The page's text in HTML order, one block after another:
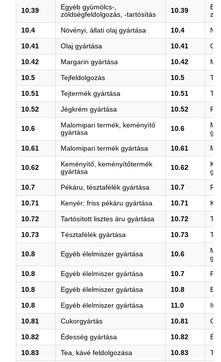
10.39
Egyéb gyümölcs-,
zöldségfeldolgozás, -tartósítás
10.39
10.4 Növényi, állati olaj gyártása 10.4
10.41 Olaj gyártása 10.41
10.42 Margarin gyártása 10.42
10.5 Tejfeldolgozás 10.5
10.51 Tejtermék gyártása 10.51
10.52 Jégkrém gyártása 10.52
10.6
Malomipari termék, keményítő
gyártása
10.6
10.61 Malomipari termék gyártása 10.61
10.62
Keményítő, keményítőtermék
gyártása
10.62
10.7 Pékáru, tésztafélék gyártása 10.7
10.71 Kenyér; friss pékáru gyártása 10.71
10.72 Tartósított lisztes áru gyártása 10.72
10.73 Tésztafélék gyártása 10.73
10.8 Egyéb élelmiszer gyártása 10.6
10.8 Egyéb élelmiszer gyártása 10.7
10.8 Egyéb élelmiszer gyártása 10.8
10.8 Egyéb élelmiszer gyártása 11.0
10.81 Cukorgyártás 10.81
10.82 Édesség gyártása 10.82
10.83 Tea, kávé feldolgozása 10.83